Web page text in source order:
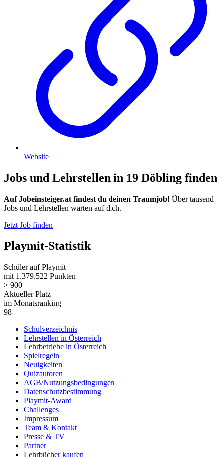
Website
Jobs und Lehrstellen in 19 Döbling finden
Auf Jobeinsteiger.at findest du deinen Traumjob! Über tausend
Jobs und Lehrstellen warten auf dich.
Jetzt Job finden
Playmit-Statistik
Schüler auf Playmit
mit 1.379.522 Punkten
> 900
Aktueller Platz
im Monatsranking
98
Schulverzeichnis
Lehrstellen in Österreich
Lehrbetriebe in Österreich
Spielregeln
Neuigkeiten
Quizautoren
AGB/Nutzungsbedingungen
Datenschutzbestimmung
Playmit-Award
Challenges
Impressum
Team & Kontakt
Presse & TV
Partner
Lehrbücher kaufen